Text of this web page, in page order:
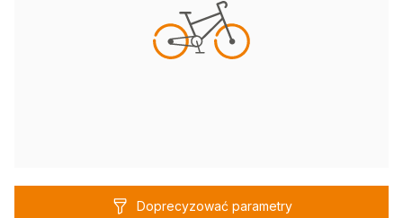
Doprecyzować parametry